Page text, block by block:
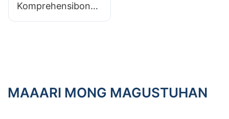
Komprehensibong
Gabay sa
MAAARI MONG MAGUSTUHAN